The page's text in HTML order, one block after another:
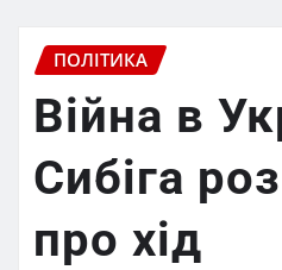
ПОЛІТИКА
Війна в
Сибіга
про хід